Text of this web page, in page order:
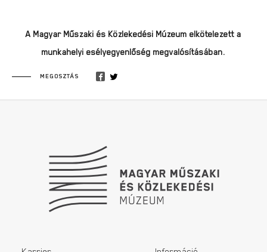
A Magyar Műszaki és Közlekedési Múzeum elkötelezett a
munkahelyi esélyegyenlőség megvalósításában.
MEGOSZTÁS